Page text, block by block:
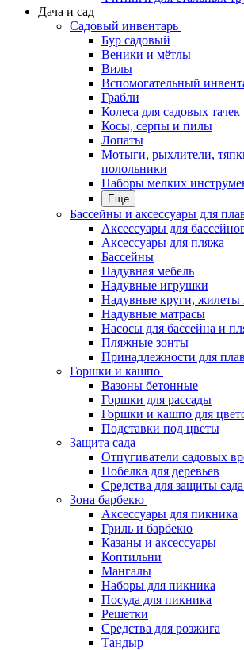
Дача и сад
Садовый инвентарь
Бур садовый
Веники и мётлы
Вилы
Вспомогательный
Грабли
Колеса для садовых тачек
Косы, серпы и пилы
Лопаты
Мотыги, рыхлители,
полольники
Наборы мелких
Еще
Бассейны и аксессуары для
Аксессуары для
Аксессуары для пляжа
Бассейны
Надувная мебель
Надувные игрушки
Надувные круги, жилеты
Надувные матрасы
Насосы для бассейна и
Пляжные зонты
Принадлежности для
Горшки и кашпо
Вазоны бетонные
Горшки для рассады
Горшки и кашпо для
Подставки под цветы
Защита сада
Отпугиватели садовых
Побелка для деревьев
Средства для защиты
Зона барбекю
Аксессуары для пикника
Гриль и барбекю
Казаны и аксессуары
Коптильни
Мангалы
Наборы для пикника
Посуда для пикника
Решетки
Средства для розжига
Тандыр